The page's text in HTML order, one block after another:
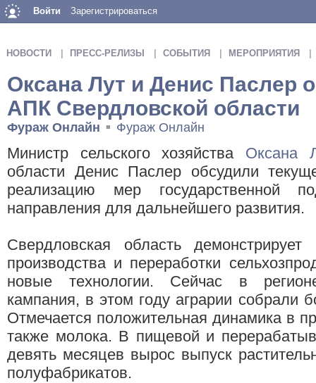
Войти Зарегистрироваться
НОВОСТИ ПРЕСС-РЕЛИЗЫ СОБЫТИЯ МЕРОПРИЯТИЯ
Оксана Лут и Денис Паслер
АПК Свердловской области
Фураж Онлайн ■ Фураж Онлайн
Министр сельского хозяйства Оксана
области Денис Паслер обсудили
реализацию мер государственной
направления для дальнейшего развития.
Свердловская область
производства и переработки
новые технологии. Сейчас в
кампания, в этом году аграрии собрали
Отмечается положительная динамика в
также молока. В пищевой и
девять месяцев вырос выпуск
полуфабрикатов.